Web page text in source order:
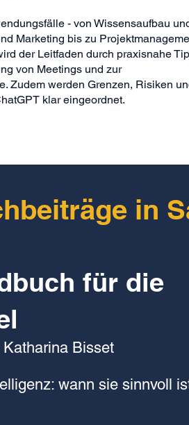
- von Wissensaufbau
Marketing bis zu
der Leitfaden durch praxisnahe
von Meetings und zur
Zudem werden Grenzen, Risiken
klar eingeordnet.
in
für die
Bisset
wann sie sinnvoll